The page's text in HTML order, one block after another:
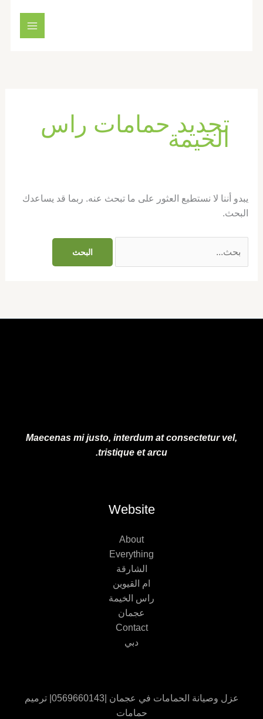
تجديد حمامات راس
الخيمة
يبدو أننا لا نستطيع العثور على ما تبحث عنه. ربما قد يساعدك
البحث.
Maecenas mi justo, interdum at consectetur vel,
tristique et arcu.
Website
About
Everything
الشارقة
ام القيوين
راس الخيمة
عجمان
Contact
دبي
عزل وصيانة الحمامات في عجمان |0569660143| ترميم
حمامات